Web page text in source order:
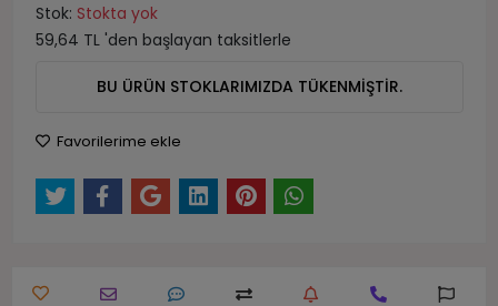
Stok: Stokta yok
59,64 TL 'den başlayan taksitlerle
BU ÜRÜN STOKLARIMIZDA TÜKENMİŞTİR.
Favorilerime ekle